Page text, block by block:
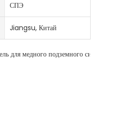
СПЭ
Jiangsu, Китай